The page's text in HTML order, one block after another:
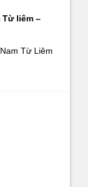
Từ liêm –
Từ Liêm